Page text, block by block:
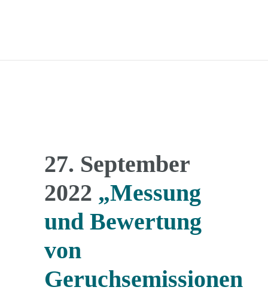
27. September
2022 „Messung
und Bewertung
von
Geruchsemissionen